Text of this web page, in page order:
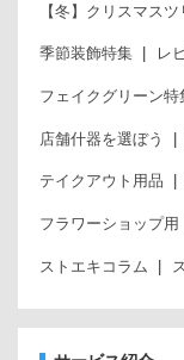
【冬】クリスマス
季節装飾特集 レ
フェイクグリーン特
店舗什器を選ぼう
テイクアウト用品
フラワーショップ用
ストエキコラム